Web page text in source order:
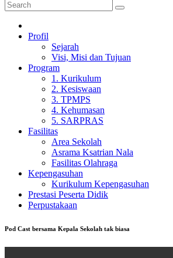
Profil
Sejarah
Visi, Misi dan Tujuan
Program
1. Kurikulum
2. Kesiswaan
3. TPMPS
4. Kehumasan
5. SARPRAS
Fasilitas
Area Sekolah
Asrama Ksatrian Nala
Fasilitas Olahraga
Kepengasuhan
Kurikulum Kepengasuhan
Prestasi Peserta Didik
Perpustakaan
Pod Cast bersama Kepala Sekolah tak biasa